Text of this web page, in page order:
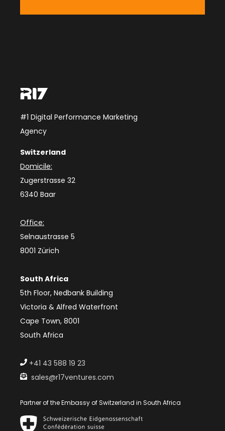
#1 Digital Performance Marketing
Agency
Switzerland
Domicile:
Zugerstrasse 32
6340 Baar
Office:
Selnaustrasse 5
8001 Zürich
South Africa
5th Floor, Nedbank Building
Victoria & Alfred Waterfront
Cape Town, 8001
South Africa
+41 43 588 19 23
sales@r17ventures.com
Partner of the Embassy of Switzerland in South Africa